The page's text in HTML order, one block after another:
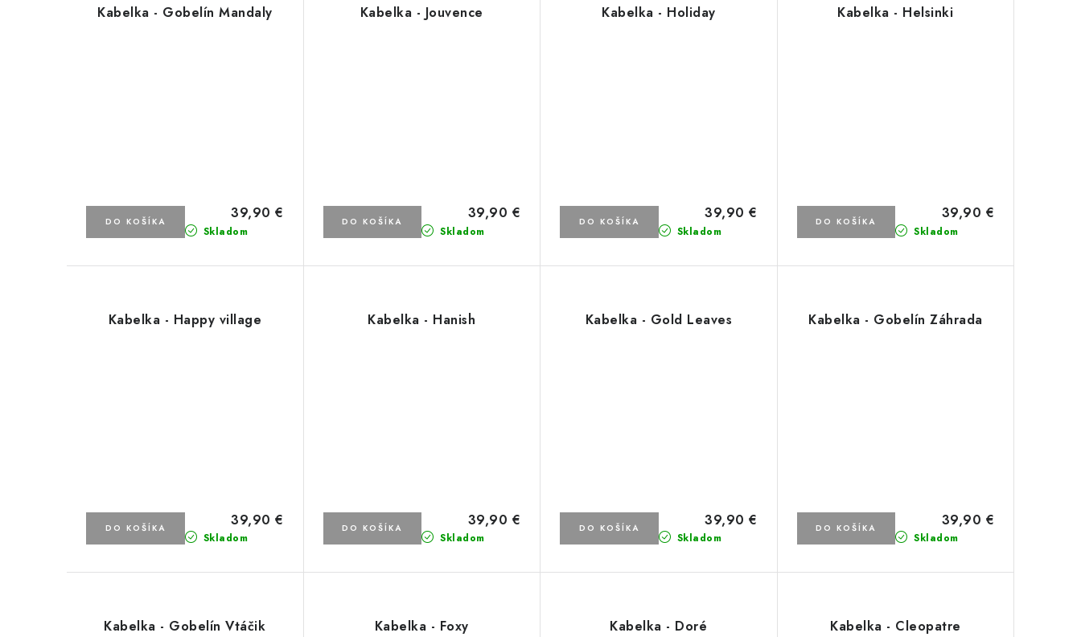
Kabelka - Gobelín Mandaly
Skladom
39,90 €
DO KOŠÍKA
Kabelka - Jouvence
Skladom
39,90 €
DO KOŠÍKA
Kabelka - Holiday
Skladom
39,90 €
DO KOŠÍKA
Kabelka - Helsinki
Skladom
39,90 €
DO KOŠÍKA
Kabelka - Happy village
Skladom
39,90 €
DO KOŠÍKA
Kabelka - Hanish
Skladom
39,90 €
DO KOŠÍKA
Kabelka - Gold Leaves
Skladom
39,90 €
DO KOŠÍKA
Kabelka - Gobelín Záhrada
Skladom
39,90 €
DO KOŠÍKA
Kabelka - Gobelín Vtáčik Kabelka - Foxy Kabelka - Doré Kabelka - Cleopatre